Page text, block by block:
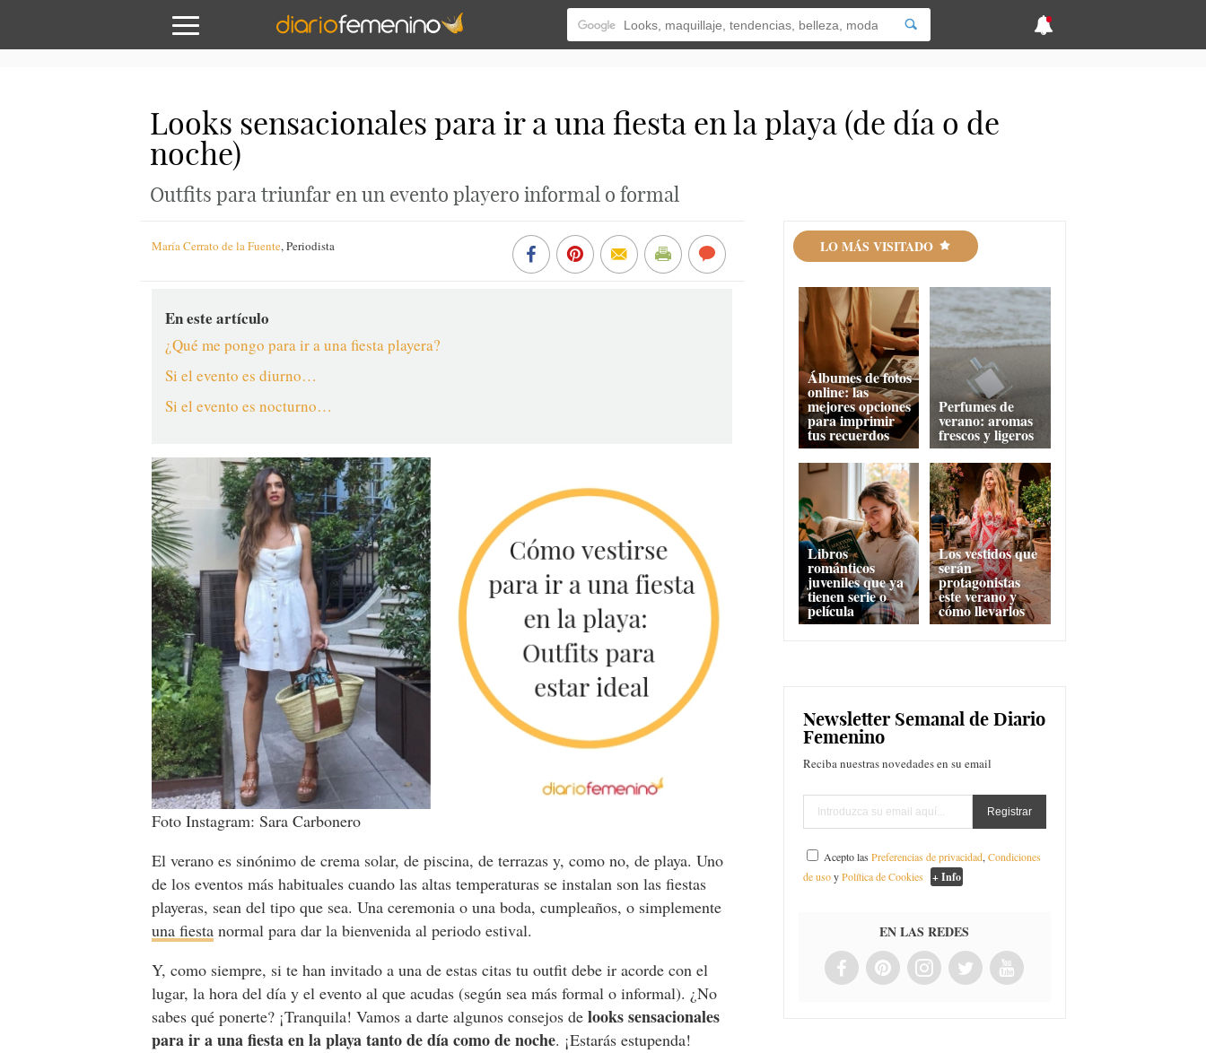
Looks sensacionales para ir a una fiesta en la playa (de día o de
noche)
Outfits para triunfar en un evento playero informal o formal
María Cerrato de la Fuente,Periodista
En este artículo
¿Qué me pongo para ir a una fiesta playera?
Si el evento es diurno…
Si el evento es nocturno…
Foto Instagram: Sara Carbonero
El verano es sinónimo de crema solar, de piscina, de terrazas y, como no, de playa. Uno
de los eventos más habituales cuando las altas temperaturas se instalan son las fiestas
playeras, sean del tipo que sea. Una ceremonia o una boda, cumpleaños, o simplemente
una fiesta normal para dar la bienvenida al periodo estival.
Y, como siempre, si te han invitado a una de estas citas tu outfit debe ir acorde con el
lugar, la hora del día y el evento al que acudas (según sea más formal o informal). ¿No
sabes qué ponerte? ¡Tranquila! Vamos a darte algunos consejos de looks sensacionales
para ir a una fiesta en la playa tanto de día como de noche. ¡Estarás estupenda!
LO MÁS VISITADO
Álbumes de fotos
online: las
mejores opciones
para imprimir
tus recuerdos
Perfumes de
verano: aromas
frescos y ligeros
Libros
románticos
juveniles que ya
tienen serie o
película
Los vestidos que
serán
protagonistas
este verano y
cómo llevarlos
Newsletter Semanal de Diario
Femenino
Reciba nuestras novedades en su email
Acepto lasPreferencias de privacidad,Condiciones
de usoyPolítica de Cookies + Info
EN LAS REDES